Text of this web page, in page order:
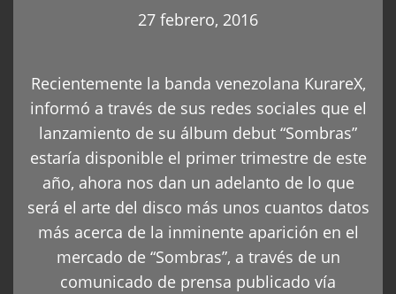
27 febrero, 2016
Recientemente la banda venezolana KurareX,
informó a través de sus redes sociales que el
lanzamiento de su álbum debut “Sombras”
estaría disponible el primer trimestre de este
año, ahora nos dan un adelanto de lo que
será el arte del disco más unos cuantos datos
más acerca de la inminente aparición en el
mercado de “Sombras”, a través de un
comunicado de prensa publicado vía